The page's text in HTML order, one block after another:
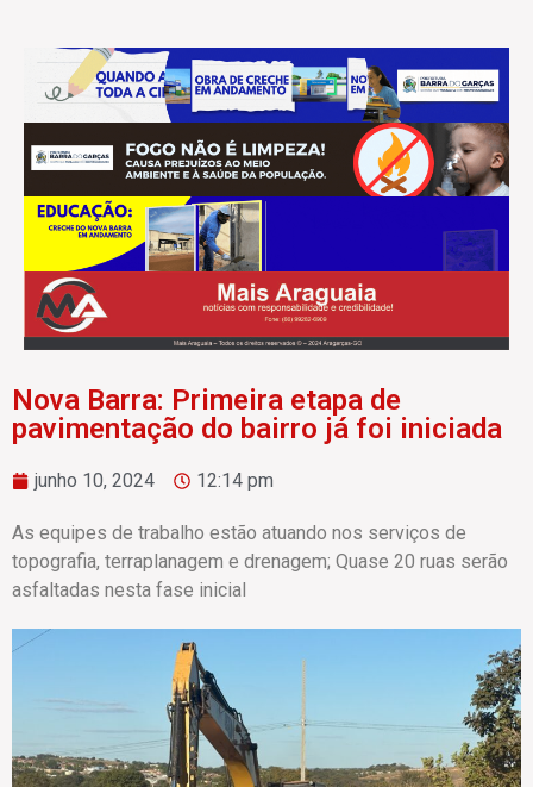
Nova Barra: Primeira etapa de
pavimentação do bairro já foi iniciada
junho 10, 2024 12:14 pm
As equipes de trabalho estão atuando nos serviços de
topografia, terraplanagem e drenagem; Quase 20 ruas serão
asfaltadas nesta fase inicial